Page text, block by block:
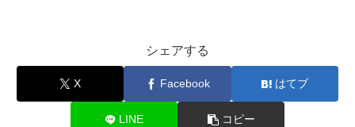
シェアする
X Facebook はてブ
LINE コピー